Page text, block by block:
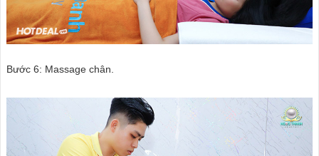
Bước 6: Massage chân.